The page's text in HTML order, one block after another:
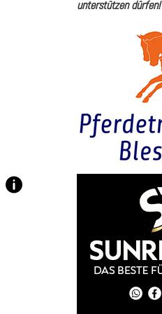
unterstützen dürfen!